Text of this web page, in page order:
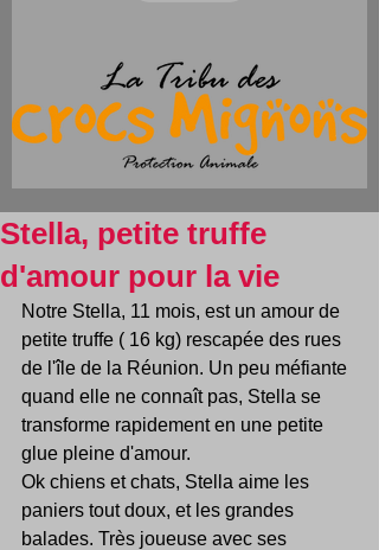
Stella, petite truffe
d'amour pour la vie
Notre Stella, 11 mois, est un amour de
petite truffe ( 16 kg) rescapée des rues
de l'île de la Réunion. Un peu méfiante
quand elle ne connaît pas, Stella se
transforme rapidement en une petite
glue pleine d'amour.
Ok chiens et chats, Stella aime les
paniers tout doux, et les grandes
balades. Très joueuse avec ses